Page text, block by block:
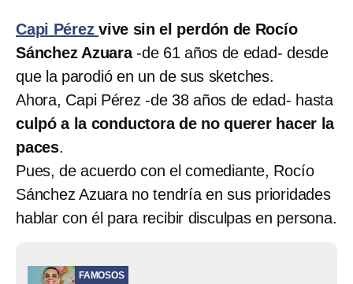
Capi Pérezvive sin el perdón de Rocío
Sánchez Azuara-de 61 años de edad- desde
que la parodió en un de sus sketches.
Ahora, Capi Pérez -de 38 años de edad- hasta
culpó a la conductora de no querer hacer la
paces.
Pues, de acuerdo con el comediante, Rocío
Sánchez Azuara no tendría en sus prioridades
hablar con él para recibir disculpas en persona.
FAMOSOS